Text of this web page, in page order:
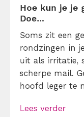
Hoe kun je je
Doe...
Soms zit een
rondzingen in
uit als irritatie,
scherpe mail.
hoofd leger te
Maar hoe doe
Lees verder